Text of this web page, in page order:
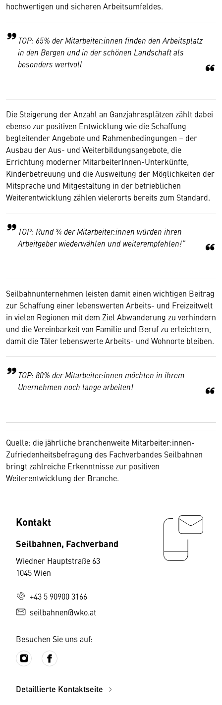
hochwertigen und sicheren Arbeitsumfeldes.
TOP: 65% der Mitarbeiter:innen finden den Arbeitsplatz
in den Bergen und in der schönen Landschaft als
besonders wertvoll
Die Steigerung der Anzahl an Ganzjahresplätzen zählt dabei
ebenso zur positiven Entwicklung wie die Schaffung
begleitender Angebote und Rahmenbedingungen – der
Ausbau der Aus- und Weiterbildungsangebote, die
Errichtung moderner MitarbeiterInnen-Unterkünfte,
Kinderbetreuung und die Ausweitung der Möglichkeiten der
Mitsprache und Mitgestaltung in der betrieblichen
Weiterentwicklung zählen vielerorts bereits zum Standard.
TOP: Rund ¾ der Mitarbeiter:innen würden ihren
Arbeitgeber wiederwählen und weiterempfehlen!“
Seilbahnunternehmen leisten damit einen wichtigen Beitrag
zur Schaffung einer lebenswerten Arbeits- und Freizeitwelt
in vielen Regionen mit dem Ziel Abwanderung zu verhindern
und die Vereinbarkeit von Familie und Beruf zu erleichtern,
damit die Täler lebenswerte Arbeits- und Wohnorte bleiben.
TOP: 80% der Mitarbeiter:innen möchten in ihrem
Unernehmen noch lange arbeiten!
Quelle: die jährliche branchenweite Mitarbeiter:innen-
Zufriedenheitsbefragung des Fachverbandes Seilbahnen
bringt zahlreiche Erkenntnisse zur positiven
Weiterentwicklung der Branche.
Kontakt
Seilbahnen, Fachverband
Wiedner Hauptstraße 63
1045 Wien
+43 5 90900 3166
seilbahnen@wko.at
Besuchen Sie uns auf:
Detaillierte Kontaktseite